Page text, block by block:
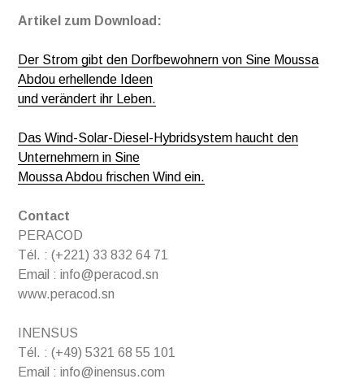
Artikel zum Download:
Der Strom gibt den Dorfbewohnern von Sine Moussa
Abdou erhellende Ideen
und verändert ihr Leben.
Das Wind-Solar-Diesel-Hybridsystem haucht den
Unternehmern in Sine
Moussa Abdou frischen Wind ein.
Contact
PERACOD
Tél. : (+221) 33 832 64 71
Email : info@peracod.sn
www.peracod.sn
INENSUS
Tél. : (+49) 5321 68 55 101
Email : info@inensus.com